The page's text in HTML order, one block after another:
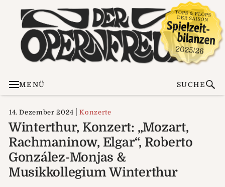
MENÜ SUCHE
14. Dezember 2024 Konzerte
Winterthur, Konzert: „Mozart,
Rachmaninow, Elgar“, Roberto
González-Monjas &
Musikkollegium Winterthur